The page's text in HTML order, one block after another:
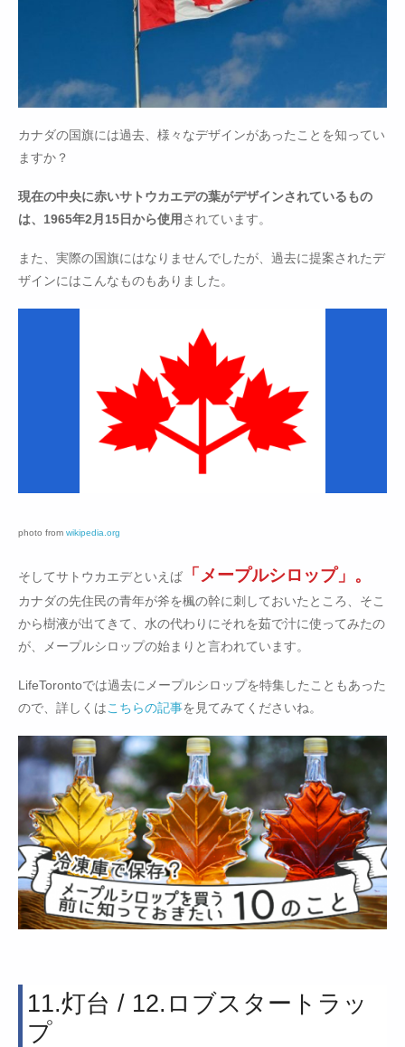
カナダの国旗には過去、様々なデザインがあったことを知ってい
ますか？
現在の中央に赤いサトウカエデの葉がデザインされているもの
は、1965年2月15日から使用 されています。
また、実際の国旗にはなりませんでしたが、過去に提案されたデ
ザインにはこんなものもありました。
photo from wikipedia.org
そしてサトウカエデといえば 「メープルシロップ」。
カナダの先住民の青年が斧を楓の幹に刺しておいたところ、そこ
から樹液が出てきて、水の代わりにそれを茹で汁に使ってみたの
が、メープルシロップの始まりと言われています。
LifeTorontoでは過去にメープルシロップを特集したこともあった
ので、詳しくはこちらの記事を見てみてくださいね。
11.灯台 / 12.ロブスタートラッ
プ